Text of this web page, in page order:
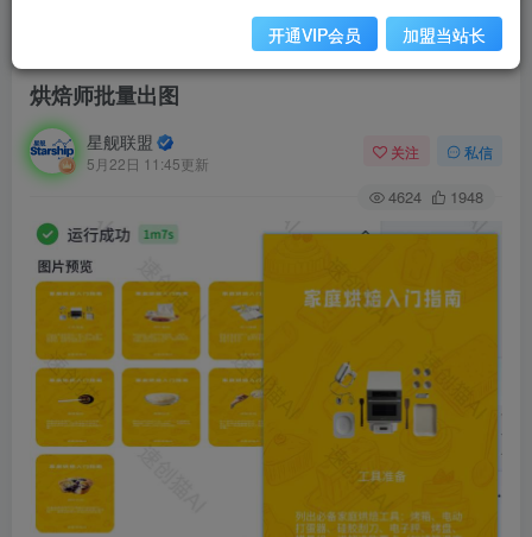
烘焙师批量出图
星舰联盟
5月22日 11:45更新
关注 私信
4624 1948
开通VIP会员 加盟当站长